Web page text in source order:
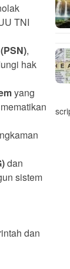
TNI
,
hak
yang
dan
sistem
dan